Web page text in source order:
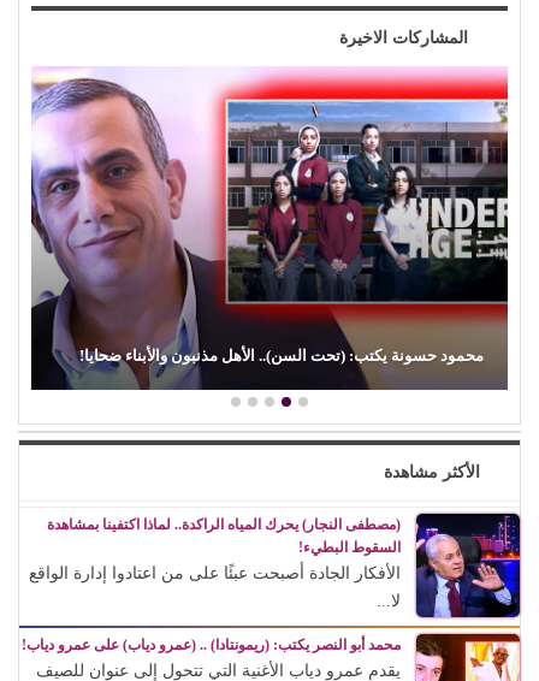
المشاركات الاخيرة
محمود حسونة يكتب: (تحت السن).. الأهل مذنبون والأبناء ضحايا!
الأكثر مشاهدة
(مصطفى النجار) يحرك المياه الراكدة.. لماذا اكتفينا بمشاهدة
السقوط البطيء!
الأفكار الجادة أصبحت عبئًا على من اعتادوا إدارة الواقع
لا...
محمد أبو النصر يكتب: (ريمونتادا) .. (عمرو دياب) على عمرو دياب!
يقدم عمرو دياب الأغنية التي تتحول إلى عنوان للصيف